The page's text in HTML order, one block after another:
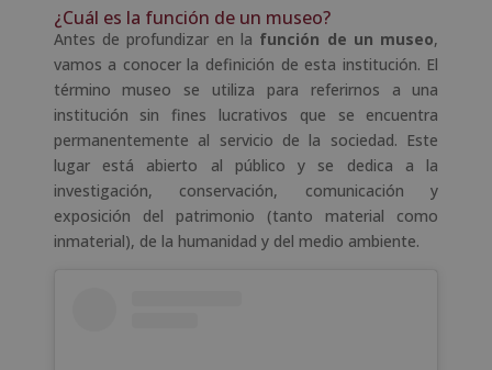
¿Cuál es la función de un museo?
Antes de profundizar en la función de un museo,
vamos a conocer la definición de esta institución. El
término museo se utiliza para referirnos a una
institución sin fines lucrativos que se encuentra
permanentemente al servicio de la sociedad. Este
lugar está abierto al público y se dedica a la
investigación, conservación, comunicación y
exposición del patrimonio (tanto material como
inmaterial), de la humanidad y del medio ambiente.